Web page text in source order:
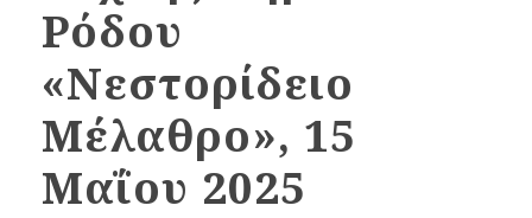
Ρόδου
«Νεστορίδειο
Μέλαθρο», 15
Μαΐου 2025